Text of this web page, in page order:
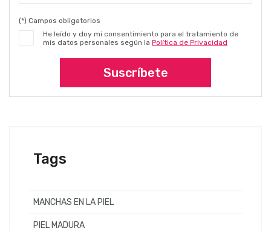
(*) Campos obligatorios
He leído y doy mi consentimiento para el tratamiento de
mis datos personales según la Política de Privacidad
Suscríbete
Tags
MANCHAS EN LA PIEL
PIEL MADURA